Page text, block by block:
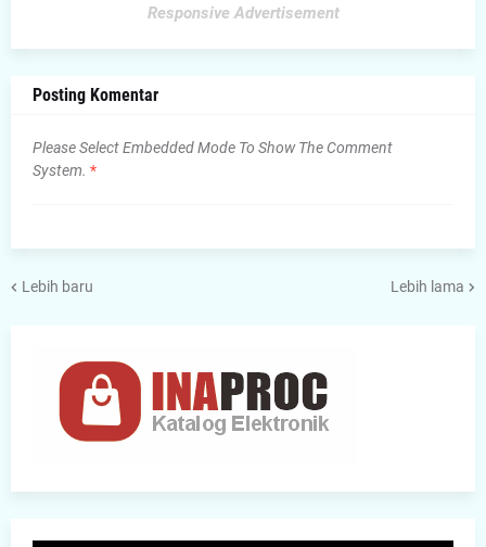
Responsive Advertisement
Posting Komentar
Please Select Embedded Mode To Show The Comment
System. *
Lebih baru Lebih lama